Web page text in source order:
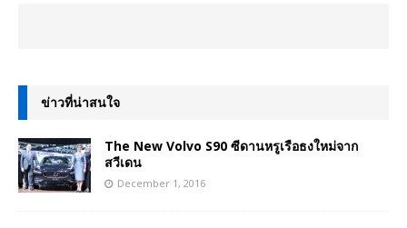
ข่าวที่น่าสนใจ
The New Volvo S90 ซีดานหรูเรือธงใหม่จาก
สวีเดน
December 1, 2016